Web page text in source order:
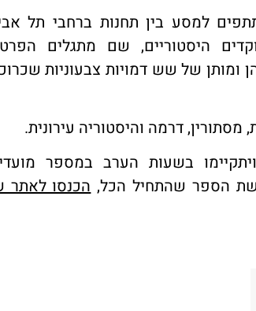
למסע בין תחנות ברחבי תל
היסטוריים, שם מתגלים
ומותן של שש דמויות צבעוניות
דרמה והיסטוריה עירונית.
בשעות הערב במספר
הספר שהתחיל הכל,הכנסו לאתר